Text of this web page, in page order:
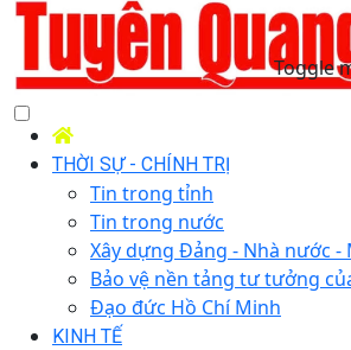
Toggle
THỜI SỰ - CHÍNH TRỊ
Tin trong tỉnh
Tin trong nước
Xây dựng Đảng - Nhà nước -
Bảo vệ nền tảng tư tưởng
Đạo đức Hồ Chí Minh
KINH TẾ